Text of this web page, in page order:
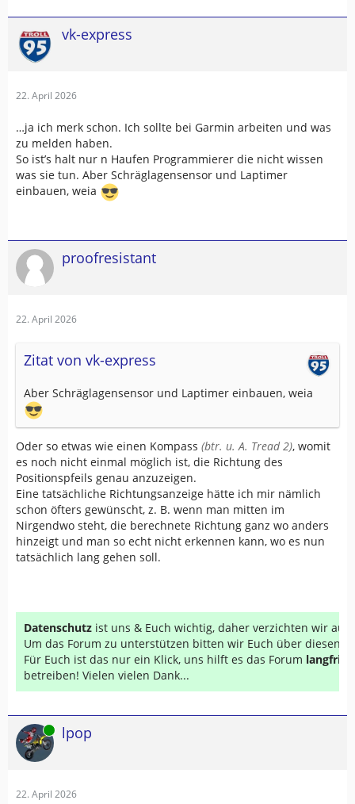
vk-express
22. April 2026
…ja ich merk schon. Ich sollte bei Garmin arbeiten und was
zu melden haben.
So ist’s halt nur n Haufen Programmierer die nicht wissen
was sie tun. Aber Schräglagensensor und Laptimer
einbauen, weia
proofresistant
22. April 2026
Zitat von vk-express
Aber Schräglagensensor und Laptimer einbauen, weia
Oder so etwas wie einen Kompass (btr. u. A. Tread 2), womit
es noch nicht einmal möglich ist, die Richtung des
Positionspfeils genau anzuzeigen.
Eine tatsächliche Richtungsanzeige hätte ich mir nämlich
schon öfters gewünscht, z. B. wenn man mitten im
Nirgendwo steht, die berechnete Richtung ganz wo anders
hinzeigt und man so echt nicht erkennen kann, wo es nun
tatsächlich lang gehen soll.
Datenschutz ist uns & Euch wichtig, daher verzichten wir auf
Um das Forum zu unterstützen bitten wir Euch über diesen
Für Euch ist das nur ein Klick, uns hilft es das Forum
betreiben! Vielen vielen Dank...
Online lpop
22. April 2026